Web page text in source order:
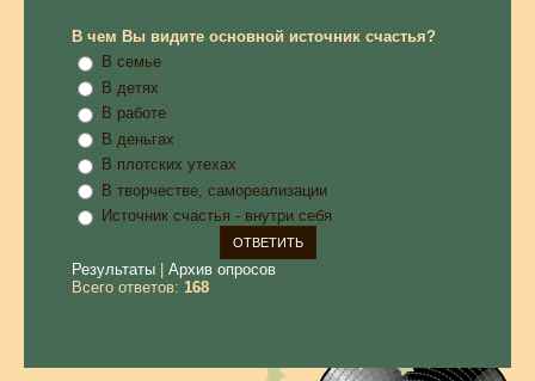
В чем Вы видите основной источник счастья?
В семье
В детях
В работе
В деньгах
В плотских утехах
В творчестве, самореализации
Источник счастья - внутри себя
Результаты
Архив опросов
Всего ответов: 168